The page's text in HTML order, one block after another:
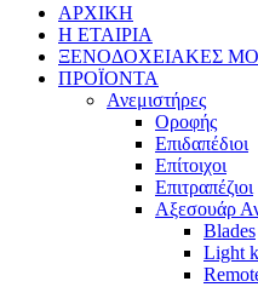
ΑΡΧΙΚΗ
Η ΕΤΑΙΡΙΑ
ΞΕΝΟΔΟΧΕΙΑΚΕΣ
ΠΡΟΪΟΝΤΑ
Ανεμιστήρες
Οροφής
Επιδαπέδιοι
Επίτοιχοι
Επιτραπέζιοι
Αξεσουάρ
Blades
Light